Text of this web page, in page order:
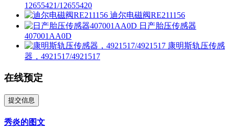
12655421/12655420
迪尔电磁阀RE211156
日产胎压传感器
407001AA0D
康明斯轨压传感
器，4921517/4921517
在线预定
提交信息
秀炎的图文